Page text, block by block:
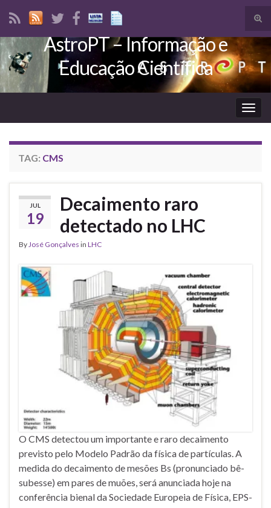
Search for:
AstroPT – Informação e
Educação Científica
TAG: CMS
JUL
19
Decaimento raro
detectado no LHC
ByJosé Gonçalves in LHC
O CMS detectou um importante e raro decaimento
previsto pelo Modelo Padrão da física de partículas. A
medida do decaimento de mesões Bs (pronunciado bê-
subesse) em pares de muões, será anunciada hoje na
conferência bienal da Sociedade Europeia de Física, EPS-